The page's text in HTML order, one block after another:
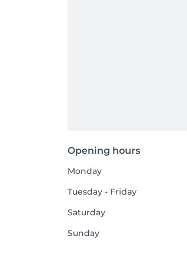
Opening hours
Monday
Tuesday - Friday
Saturday
Sunday